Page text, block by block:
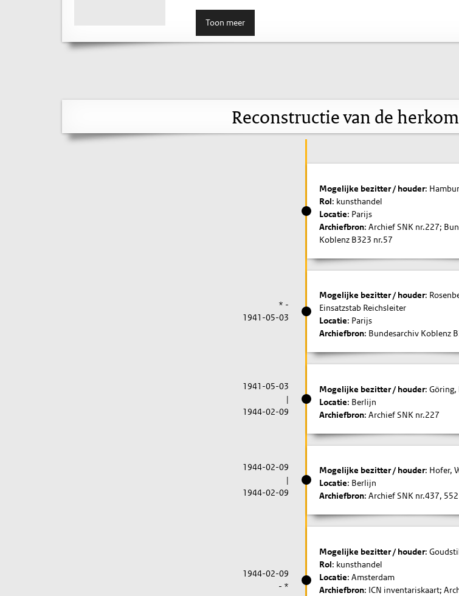
Toon meer
Reconstructie van de
Mogelijke bezitter / houder:
Rol: kunsthandel
Locatie: Parijs
Archiefbron: Archief SNK nr.227;
Koblenz B323 nr.57
* -
1941-05-03
Mogelijke bezitter / houder:
Einsatzstab Reichsleiter
Locatie: Parijs
Archiefbron: Bundesarchiv Koblenz
1941-05-03
|
1944-02-09
Mogelijke bezitter / houder: Göring,
Locatie: Berlijn
Archiefbron: Archief SNK nr.227
1944-02-09
|
1944-02-09
Mogelijke bezitter / houder: Hofer,
Locatie: Berlijn
Archiefbron: Archief SNK nr.437, 552
1944-02-09
- *
Mogelijke bezitter / houder:
Rol: kunsthandel
Locatie: Amsterdam
Archiefbron: ICN inventariskaart;